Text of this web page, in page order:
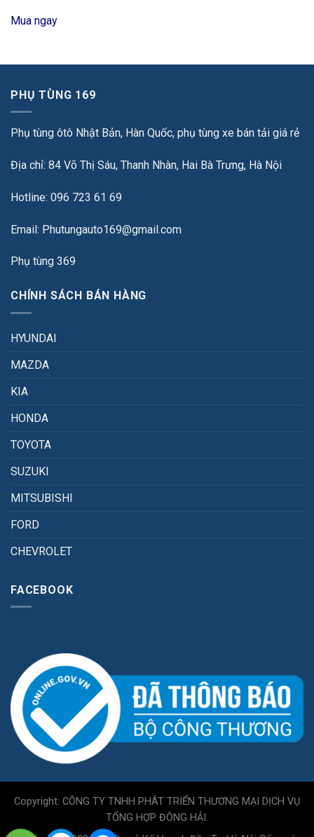
Mua ngay
PHỤ TÙNG 169
Phụ tùng ôtô Nhật Bản, Hàn Quốc, phụ tùng xe bán tải giá rẻ
Địa chỉ: 84 Võ Thị Sáu, Thanh Nhàn, Hai Bà Trưng, Hà Nội
Hotline: 096 723 61 69
Email: Phutungauto169@gmail.com
Phụ tùng 369
CHÍNH SÁCH BÁN HÀNG
HYUNDAI
MAZDA
KIA
HONDA
TOYOTA
SUZUKI
MITSUBISHI
FORD
CHEVROLET
FACEBOOK
Copyright: CÔNG TY TNHH PHÁT TRIỂN THƯƠNG MẠI DỊCH VỤ
TỔNG HỢP ĐÔNG HẢI.